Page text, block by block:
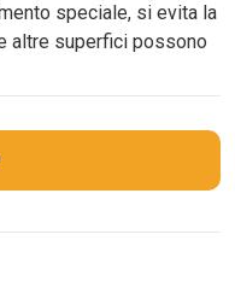
speciale, si evita la
altre superfici possono